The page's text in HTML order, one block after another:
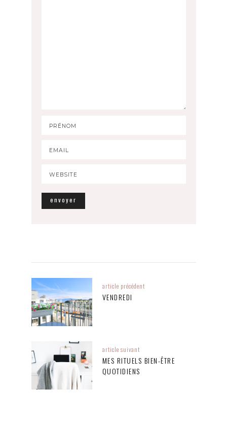
article précédent
VENDREDI
article suivant
MES RITUELS BIEN-ÊTRE
QUOTIDIENS